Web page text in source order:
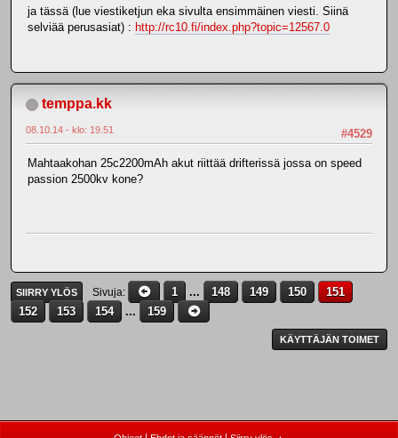
ja tässä (lue viestiketjun eka sivulta ensimmäinen viesti. Siinä
selviää perusasiat) : http://rc10.fi/index.php?topic=12567.0
temppa.kk
#4529
08.10.14 - klo: 19.51
Mahtaakohan 25c2200mAh akut riittää drifterissä jossa on speed
passion 2500kv kone?
SIIRRY YLÖS Sivuja 1 ... 148 149 150
151
152
153 154 ... 159
KÄYTTÄJÄN TOIMET